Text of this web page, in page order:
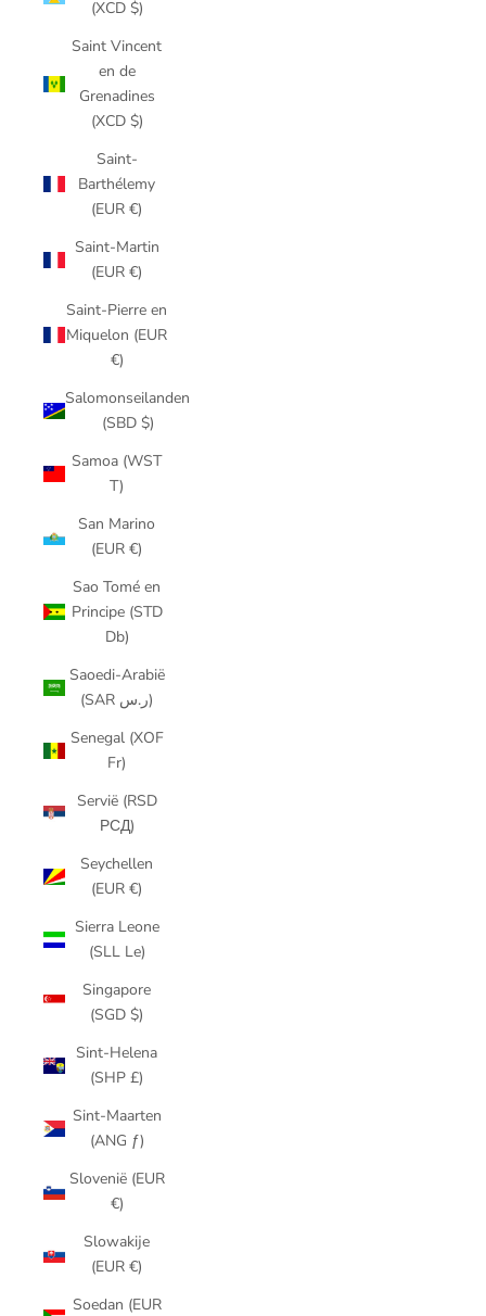
(XCD $)
Saint Vincent
en de
Grenadines
(XCD $)
Saint-
Barthélemy
(EUR €)
Saint-Martin
(EUR €)
Saint-Pierre en
Miquelon (EUR
€)
Salomonseilanden
(SBD $)
Samoa (WST
T)
San Marino
(EUR €)
Sao Tomé en
Principe (STD
Db)
Saoedi-Arabië
(SAR ر.س)
Senegal (XOF
Fr)
Servië (RSD
РСД)
Seychellen
(EUR €)
Sierra Leone
(SLL Le)
Singapore
(SGD $)
Sint-Helena
(SHP £)
Sint-Maarten
(ANG ƒ)
Slovenië (EUR
€)
Slowakije
(EUR €)
Soedan (EUR